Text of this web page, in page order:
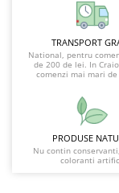
TRANSPORT
National, pentru
de 200 de lei. In
comenzi mai mari
PRODUSE
Nu contin
coloranti